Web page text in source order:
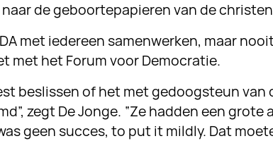
de geboortepapieren van de
met iedereen samenwerken, maar
met het Forum voor Democratie.
beslissen of het met gedoogsteun van
zegt De Jonge. “Ze hadden een grote
geen succes, to put it mildly. Dat